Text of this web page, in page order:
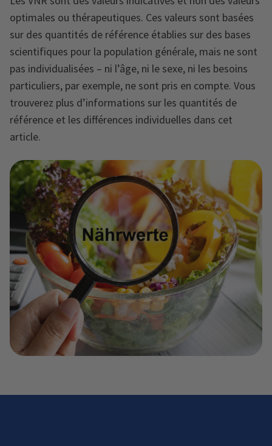
optimales ou thérapeutiques. Ces valeurs sont basées
sur des quantités de référence établies sur des bases
scientifiques pour la population générale, mais ne sont
pas individualisées – ni l’âge, ni le sexe, ni les besoins
particuliers, par exemple, ne sont pris en compte. Vous
trouverez plus d’informations sur les quantités de
référence et les différences individuelles dans cet
article.